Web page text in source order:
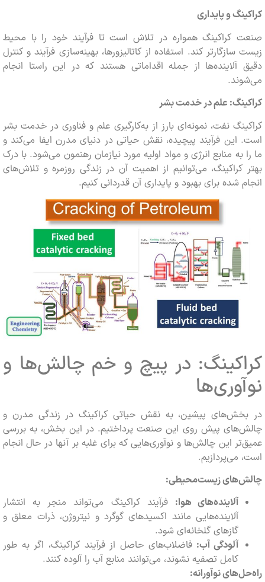
و پایداری
کراکینگ همواره در تلاش است تا فرآیند خود را با محیط
سازگارتر کند. استفاده از کاتالیزورها، بهینه‌سازی فرآیند و کنترل
آلاینده‌ها از جمله اقداماتی هستند که در این راستا انجام
علم در خدمت بشر
نفت، نمونه‌ای بارز از به‌کارگیری علم و فناوری در خدمت بشر
این فرآیند پیچیده، نقش حیاتی در دنیای مدرن ایفا می‌کند و
به منابع انرژی و مواد اولیه مورد نیازمان رهنمون می‌شود. با درک
کراکینگ، می‌توانیم از اهمیت آن در زندگی روزمره و تلاش‌های
شده برای بهبود و پایداری آن قدردانی کنیم.
در پیچ و خم چالش‌ها و
پیشین، به نقش حیاتی کراکینگ در زندگی مدرن و
پیش روی این صنعت پرداختیم. در این بخش، به بررسی
این چالش‌ها و نوآوری‌هایی که برای غلبه بر آنها در حال انجام
می‌پردازیم.
زیست‌محیطی:
آلاینده‌های هوا:فرآیند کراکینگ می‌تواند منجر به انتشار
آلاینده‌هایی مانند اکسیدهای گوگرد و نیتروژن، ذرات معلق و
گازهای گلخانه‌ای شود.
آلودگی آب: فاضلاب‌های حاصل از فرآیند کراکینگ، اگر به طور
کامل تصفیه نشوند، می‌توانند منابع آب را آلوده کنند.
نوآورانه: